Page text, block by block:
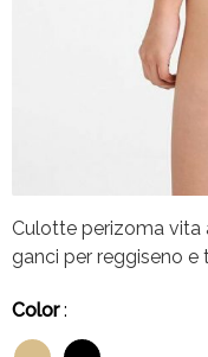
Culotte perizoma vita
ganci per reggiseno
Color: